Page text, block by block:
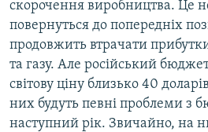
скорочення виробництва. Це
повернуться до попередніх
продовжить втрачати
та газу. Але російський
світову ціну близько 40
них будуть певні проблеми з
наступний рік. Звичайно, на